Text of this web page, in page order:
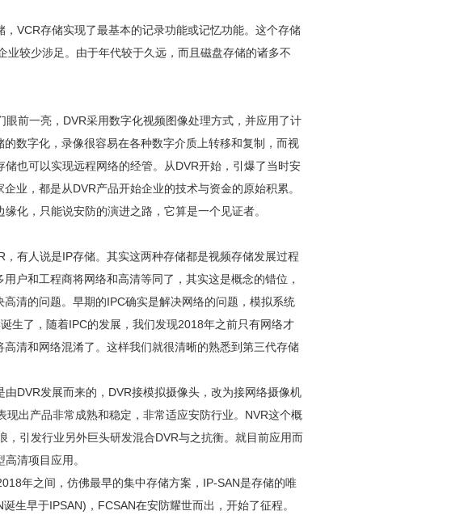
VCR存储实现了最基本的记录功能或记忆功能。这个存储
较少涉足。由于年代较于久远，而且磁盘存储的诸多不
前一亮，DVR采用数字化视频图像处理方式，并应用了计
数字化，录像很容易在各种数字介质上转移和复制，而视
也可以实现远程网络的经管。从DVR开始，引爆了当时安
业，都是从DVR产品开始企业的技术与资金的原始积累。
缘化，只能说安防的演进之路，它算是一个见证者。
有人说是IP存储。其实这两种存储都是视频存储发展过程
户和工程商将网络和高清等同了，其实这是概念的错位，
清的问题。早期的IPC确实是解决网络的问题，模拟系统
生了，随着IPC的发展，我们发现2018年之前只有网络才
清和网络混淆了。这样我们就很清晰的熟悉到第三代存储
DVR发展而来的，DVR接模拟摄像头，改为接网络摄像机
现出产品非常成熟和稳定，非常适应安防行业。NVR这个概
引发行业另外巨头研发混合DVR与之抗衡。就目前应用而
清项目应用。
年之间，仿佛最早的集中存储方案，IP-SAN是存储的唯
生早于IPSAN)，FCSAN在安防耀世而出，开始了征程。